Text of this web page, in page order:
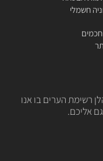
חשמלי
רשימת הערים בו אנו
אליכם.